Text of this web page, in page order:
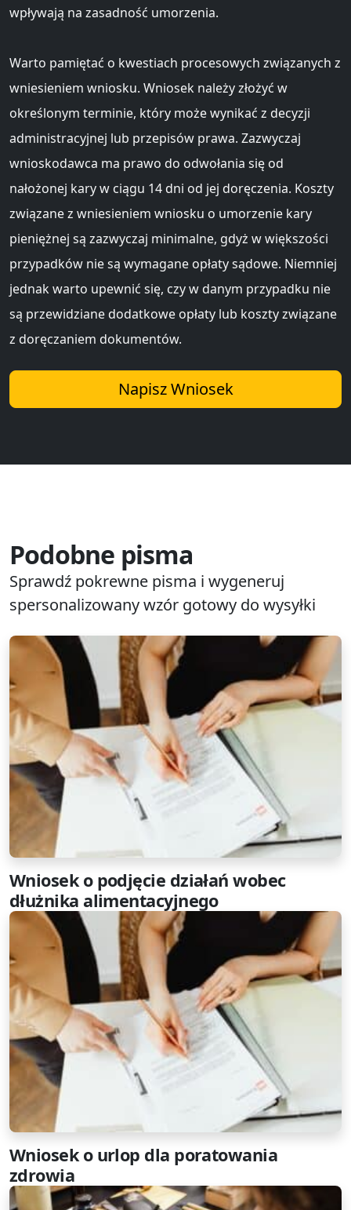
wpływają na zasadność umorzenia.
Warto pamiętać o kwestiach procesowych związanych z
wniesieniem wniosku. Wniosek należy złożyć w
określonym terminie, który może wynikać z decyzji
administracyjnej lub przepisów prawa. Zazwyczaj
wnioskodawca ma prawo do odwołania się od
nałożonej kary w ciągu 14 dni od jej doręczenia. Koszty
związane z wniesieniem wniosku o umorzenie kary
pieniężnej są zazwyczaj minimalne, gdyż w większości
przypadków nie są wymagane opłaty sądowe. Niemniej
jednak warto upewnić się, czy w danym przypadku nie
są przewidziane dodatkowe opłaty lub koszty związane
z doręczaniem dokumentów.
Napisz Wniosek
Podobne pisma
Sprawdź pokrewne pisma i wygeneruj
spersonalizowany wzór gotowy do wysyłki
Wniosek o podjęcie działań wobec
dłużnika alimentacyjnego
Wniosek o urlop dla poratowania
zdrowia